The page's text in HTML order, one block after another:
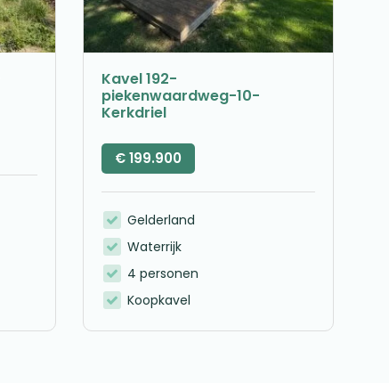
Kavel 192-
piekenwaardweg-10-
Kerkdriel
€199.900
Gelderland
Waterrijk
4 personen
Koopkavel